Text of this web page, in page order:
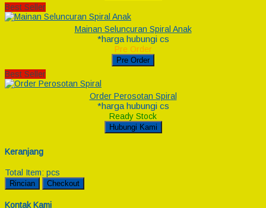
Best Seller
Mainan Seluncuran Spiral Anak
*harga hubungi cs
Pre Order
Pre Order
Best Seller
Order Perosotan Spiral
*harga hubungi cs
Ready Stock
Hubungi Kami
Keranjang
Total Item: pcs
Rincian Checkout
Kontak Kami